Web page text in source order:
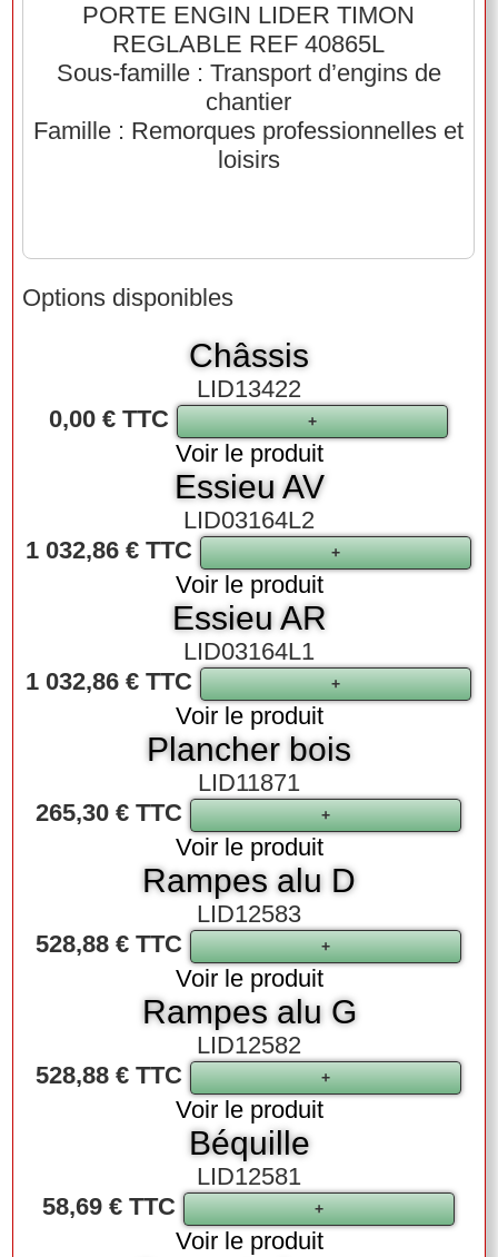
PORTE ENGIN LIDER TIMON
REGLABLE REF 40865L
Sous-famille : Transport d’engins de
chantier
Famille : Remorques professionnelles et
loisirs
Options disponibles
Châssis
LID13422
0,00 € TTC
Voir le produit
Essieu AV
LID03164L2
1 032,86 € TTC
Voir le produit
Essieu AR
LID03164L1
1 032,86 € TTC
Voir le produit
Plancher bois
LID11871
265,30 € TTC
Voir le produit
Rampes alu D
LID12583
528,88 € TTC
Voir le produit
Rampes alu G
LID12582
528,88 € TTC
Voir le produit
Béquille
LID12581
58,69 € TTC
Voir le produit